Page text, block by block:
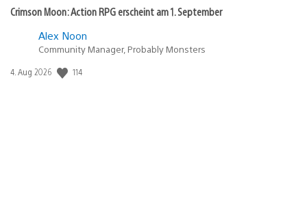
Crimson Moon: Action RPG erscheint am 1. September
Alex Noon
Community Manager, Probably Monsters
Veröffentlichungsdatum:
4. Aug 2026 114